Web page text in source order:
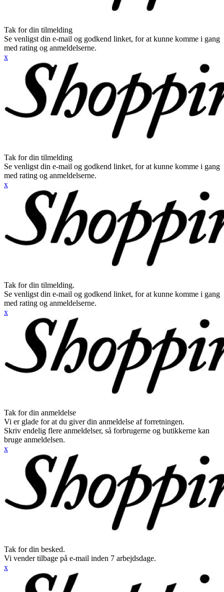
Tak for din tilmelding
Se venligst din e-mail og godkend linket, for at kunne komme i gang
med rating og anmeldelserne.
x
Tak for din tilmelding
Se venligst din e-mail og godkend linket, for at kunne komme i gang
med rating og anmeldelserne.
x
Tak for din tilmelding.
Se venligst din e-mail og godkend linket, for at kunne komme i gang
med rating og anmeldelserne.
x
Tak for din anmeldelse
Vi er glade for at du giver din anmeldelse af forretningen.
Skriv endelig flere anmeldelser, så forbrugerne og butikkerne kan
bruge anmeldelsen.
x
Tak for din besked.
Vi vender tilbage på e-mail inden 7 arbejdsdage.
x